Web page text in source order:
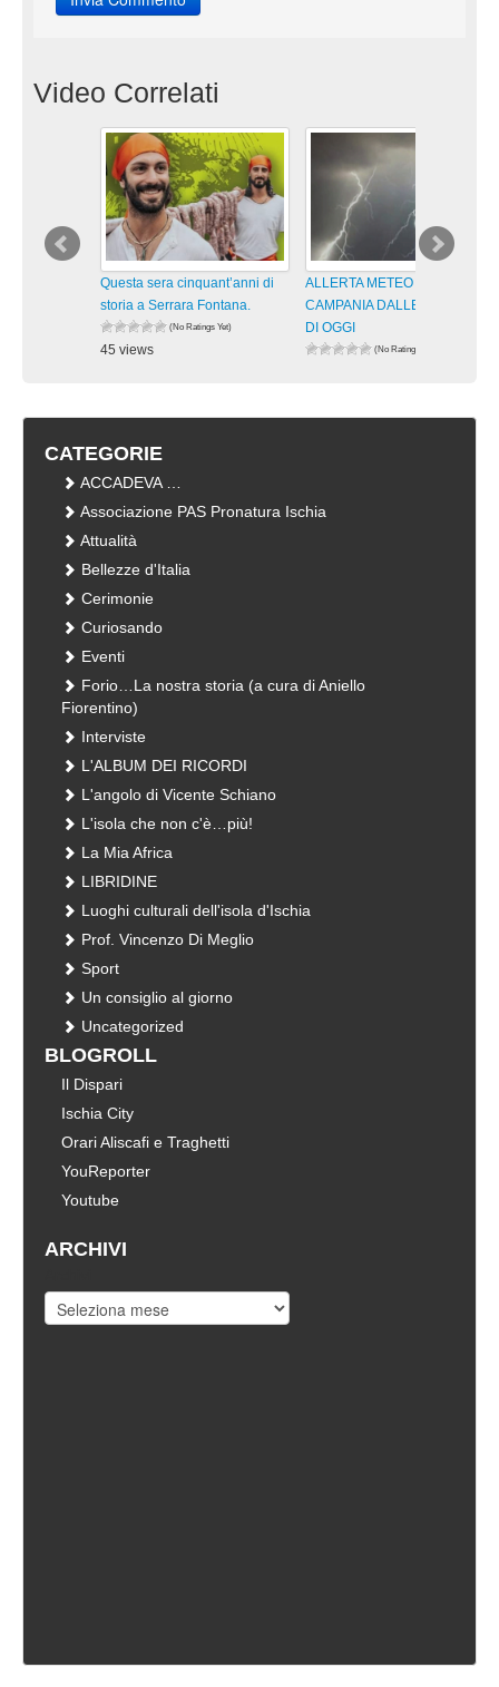
Video Correlati
Questa sera cinquant’anni di
storia a Serrara Fontana.
(No Ratings Yet)
45 views
ALLERTA METEO GIALLA IN
CAMPANIA DALLE 13 ALLE 21
DI OGGI
(No Ratings Yet)
CATEGORIE
ACCADEVA …
Associazione PAS Pronatura Ischia
Attualità
Bellezze d'Italia
Cerimonie
Curiosando
Eventi
Forio…La nostra storia (a cura di Aniello
Fiorentino)
Interviste
L'ALBUM DEI RICORDI
L'angolo di Vicente Schiano
L'isola che non c'è…più!
La Mia Africa
LIBRIDINE
Luoghi culturali dell'isola d'Ischia
Prof. Vincenzo Di Meglio
Sport
Un consiglio al giorno
Uncategorized
BLOGROLL
Il Dispari
Ischia City
Orari Aliscafi e Traghetti
YouReporter
Youtube
ARCHIVI